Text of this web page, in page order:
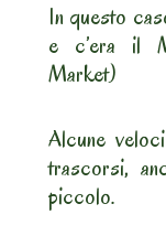
In questo
e c’era il
Market)
Alcune
trascorsi,
piccolo.